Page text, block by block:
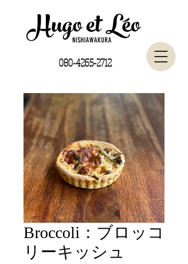
Hugo et Léo
NISHIAWAKURA
080-4265-2712
Broccoli：ブロッコ
リーキッシュ